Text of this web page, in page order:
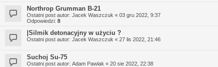
Northrop Grumman B-21
Ostatni post autor: Jacek Waszczuk « 03 gru 2022, 9:37
Odpowiedzi: 8
|Silmik detonacyjny w użyciu ?
Ostatni post autor: Jacek Waszczuk « 27 lis 2022, 21:46
Suchoj Su-75
Ostatni post autor: Adam Pawlak « 20 sie 2022, 22:38